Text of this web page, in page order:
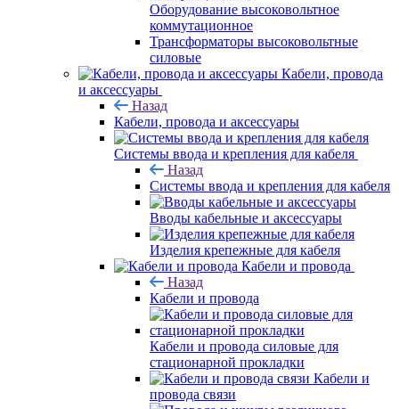
Оборудование высоковольтное
коммутационное
Трансформаторы высоковольтные
силовые
Кабели, провода
и аксессуары
Назад
Кабели, провода и аксессуары
Системы ввода и крепления для кабеля
Назад
Системы ввода и крепления для кабеля
Вводы кабельные и аксессуары
Изделия крепежные для кабеля
Кабели и провода
Назад
Кабели и провода
Кабели и провода силовые для
стационарной прокладки
Кабели и
провода связи